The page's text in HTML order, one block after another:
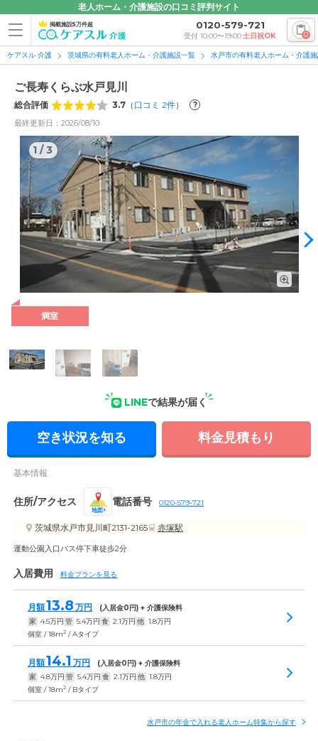
老人ホーム・介護施設の口コミ評判サイト
掲載施設5万件超 0120-579-721
受付 10:00〜19:00土日祝OK 0
ケアスル 介護 茨城県の有料老人ホーム・介護施設一覧 水戸市の有料老人ホーム・介護
ご長寿くらぶ水戸見川
総合評価 3.7 （ 口コミ 2件） ?
最終更新日：2026/08/10
1 /3
1/3
外観: 食事・入浴・排せつ介助をご提供。さらに介護が必要と
なった場合は、併設している訪問介護事業所のご利用が可能で
満室
LINEで結果が届く
空き状況を知る 料金見積もり
基本情報
住所/アクセス
地図
電話番号 0120-579-721
茨城県水戸市見川町2131-2165 赤塚駅
運動公園入口バス停下車徒歩2分
入居費用 料金プランを見る
月額13.8 万円 (入居金0円) + 介護保険料
家 4.5万円 管 5.4万円 食 2.1万円 他 1.8万円
個室 / 18m2 / Aタイプ
月額14.1 万円 (入居金0円) + 介護保険料
家 4.8万円 管 5.4万円 食 2.1万円 他 1.8万円
個室 / 18m2 / Bタイプ
水戸市の年金で入れる老人ホーム特集から探す